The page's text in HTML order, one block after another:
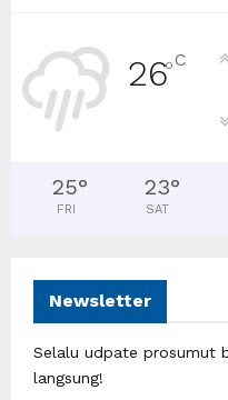
26°C
25°
FRI
23°
SAT
Newsletter
Selalu udpate prosumut
langsung!